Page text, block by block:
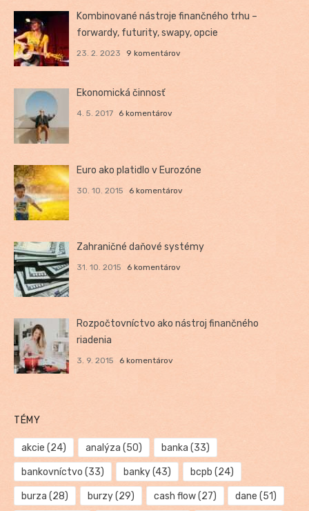
Kombinované nástroje finančného trhu –
forwardy, futurity, swapy, opcie
23. 2. 2023 9 komentárov
Ekonomická činnosť
4. 5. 2017 6 komentárov
Euro ako platidlo v Eurozóne
30. 10. 2015 6 komentárov
Zahraničné daňové systémy
31. 10. 2015 6 komentárov
Rozpočtovníctvo ako nástroj finančného
riadenia
3. 9. 2015 6 komentárov
TÉMY
akcie (24) analýza (50) banka (33)
bankovníctvo (33) banky(43) bcpb (24)
burza (28) burzy(29) cash flow(27) dane (51)